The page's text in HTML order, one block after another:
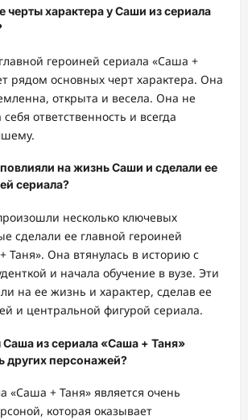
черты характера у Саши из сериала
героиней сериала «Саша +
рядом основных черт характера. Она
открыта и весела. Она не
ответственность и всегда
на жизнь Саши и сделали ее
сериала?
несколько ключевых
сделали ее главной героиней
Таня». Она втянулась в историю с
и начала обучение в вузе. Эти
на ее жизнь и характер, сделав ее
и центральной фигурой сериала.
из сериала «Саша + Таня»
других персонажей?
«Саша + Таня» является очень
которая оказывает